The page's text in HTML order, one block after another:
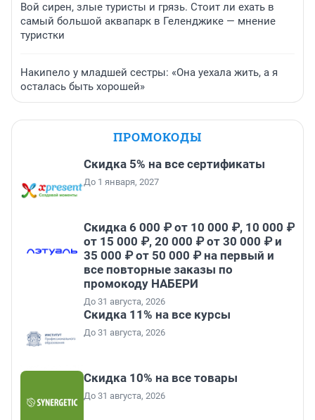
Вой сирен, злые туристы и грязь. Стоит ли ехать в
самый большой аквапарк в Геленджике — мнение
туристки
Накипело у младшей сестры: «Она уехала жить, а я
осталась быть хорошей»
ПРОМОКОДЫ
Скидка 5% на все сертификаты
До 1 января, 2027
Скидка 6 000 ₽ от 10 000 ₽, 10 000 ₽
от 15 000 ₽, 20 000 ₽ от 30 000 ₽ и
35 000 ₽ от 50 000 ₽ на первый и
все повторные заказы по
промокоду НАБЕРИ
До 31 августа, 2026
Скидка 11% на все курсы
До 31 августа, 2026
Скидка 10% на все товары
До 31 августа, 2026